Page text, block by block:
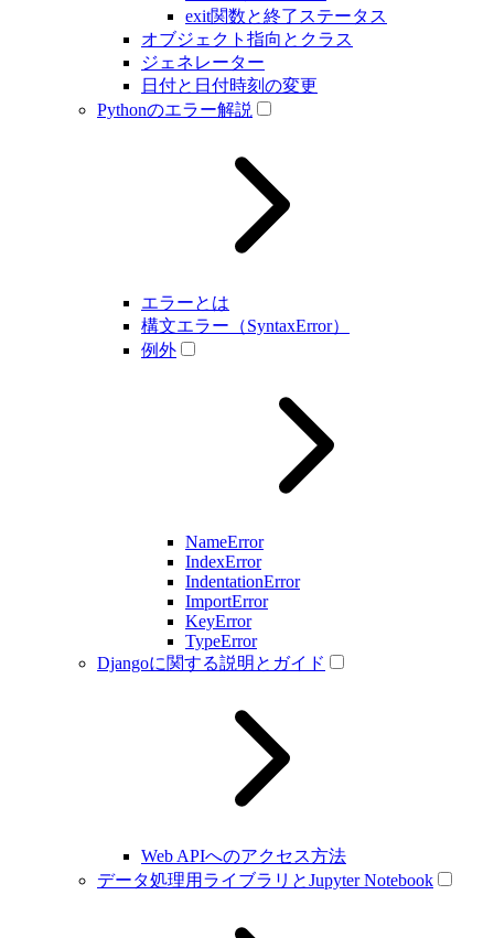
exit関数と終了ステータス
オブジェクト指向とクラス
ジェネレーター
日付と日付時刻の変更
Pythonのエラー解説
エラーとは
構文エラー（SyntaxError）
例外
NameError
IndexError
IndentationError
ImportError
KeyError
TypeError
Djangoに関する説明とガイド
Web APIへのアクセス方法
データ処理用ライブラリとJupyter Notebook